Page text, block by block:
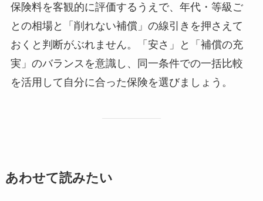
保険料を客観的に評価するうえで、年代・等級ご
との相場と「削れない補償」の線引きを押さえて
おくと判断がぶれません。「安さ」と「補償の充
実」のバランスを意識し、同一条件での一括比較
を活用して自分に合った保険を選びましょう。
あわせて読みたい